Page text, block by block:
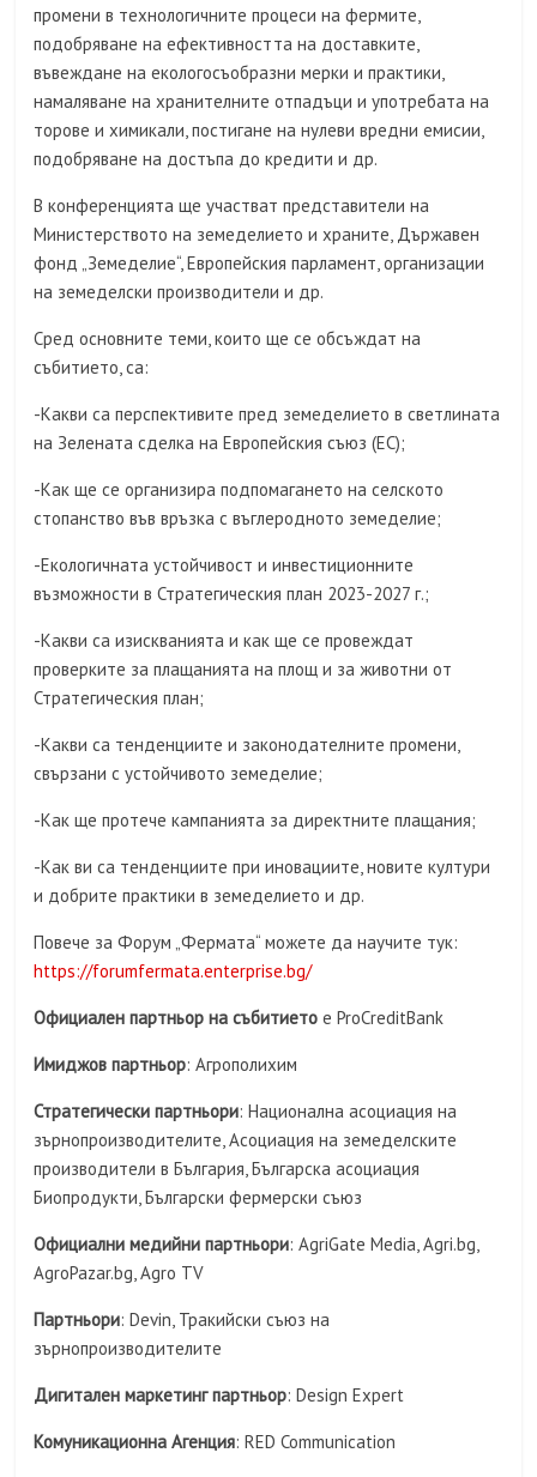
промени в технологичните процеси на фермите,
подобряване на ефективността на доставките,
въвеждане на екологосъобразни мерки и практики,
намаляване на хранителните отпадъци и употребата на
торове и химикали, постигане на нулеви вредни емисии,
подобряване на достъпа до кредити и др.
В конференцията ще участват представители на
Министерството на земеделието и храните, Държавен
фонд „Земеделие“, Европейския парламент, организации
на земеделски производители и др.
Сред основните теми, които ще се обсъждат на
събитието, са:
-Какви са перспективите пред земеделието в светлината
на Зелената сделка на Европейския съюз (ЕС);
-Как ще се организира подпомагането на селското
стопанство във връзка с въглеродното земеделие;
-Екологичната устойчивост и инвестиционните
възможности в Стратегическия план 2023-2027 г.;
-Какви са изискванията и как ще се провеждат
проверките за плащанията на площ и за животни от
Стратегическия план;
-Какви са тенденциите и законодателните промени,
свързани с устойчивото земеделие;
-Как ще протече кампанията за директните плащания;
-Как ви са тенденциите при иновациите, новите култури
и добрите практики в земеделието и др.
Повече за Форум „Фермата“ можете да научите тук:
https://forumfermata.enterprise.bg/
Официален партньор на събитието е ProCreditBank
Имиджов партньор: Агрополихим
Стратегически партньори: Национална асоциация на
зърнопроизводителите, Асоциация на земеделските
производители в България, Българска асоциация
Биопродукти, Български фермерски съюз
Официални медийни партньори: AgriGate Media, Agri.bg,
AgroPazar.bg, Agro TV
Партньори: Devin, Тракийски съюз на
зърнопроизводителите
Дигитален маркетинг партньор: Design Expert
Комуникационна Агенция: RED Communication